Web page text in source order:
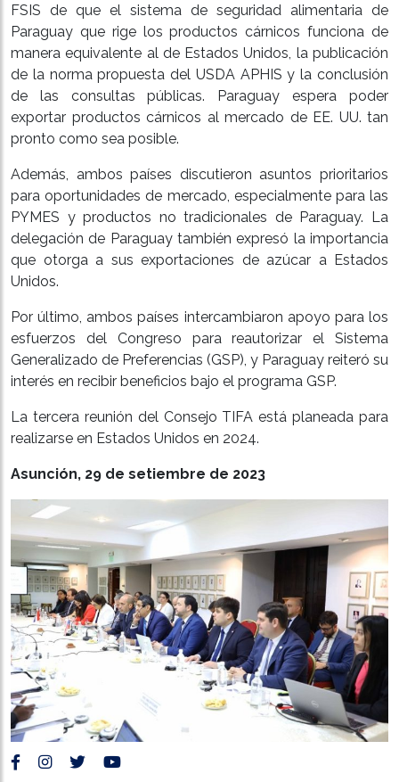
FSIS de que el sistema de seguridad alimentaria de
Paraguay que rige los productos cárnicos funciona de
manera equivalente al de Estados Unidos, la publicación
de la norma propuesta del USDA APHIS y la conclusión
de las consultas públicas. Paraguay espera poder
exportar productos cárnicos al mercado de EE. UU. tan
pronto como sea posible.
Además, ambos países discutieron asuntos prioritarios
para oportunidades de mercado, especialmente para las
PYMES y productos no tradicionales de Paraguay. La
delegación de Paraguay también expresó la importancia
que otorga a sus exportaciones de azúcar a Estados
Unidos.
Por último, ambos países intercambiaron apoyo para los
esfuerzos del Congreso para reautorizar el Sistema
Generalizado de Preferencias (GSP), y Paraguay reiteró su
interés en recibir beneficios bajo el programa GSP.
La tercera reunión del Consejo TIFA está planeada para
realizarse en Estados Unidos en 2024.
Asunción, 29 de setiembre de 2023